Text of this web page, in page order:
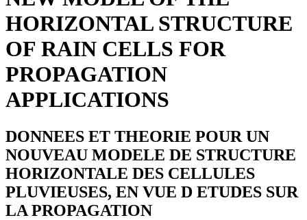
HORIZONTAL STRUCTURE
OF RAIN CELLS FOR
PROPAGATION
APPLICATIONS
DONNEES ET THEORIE POUR UN
NOUVEAU MODELE DE STRUCTURE
HORIZONTALE DES CELLULES
PLUVIEUSES, EN VUE D ETUDES SUR
LA PROPAGATION